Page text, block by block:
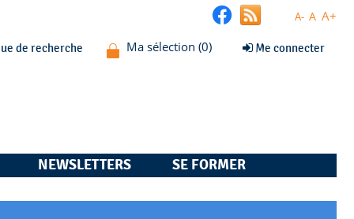
A- A A+
de recherche Me connecter
NEWSLETTERS SE FORMER